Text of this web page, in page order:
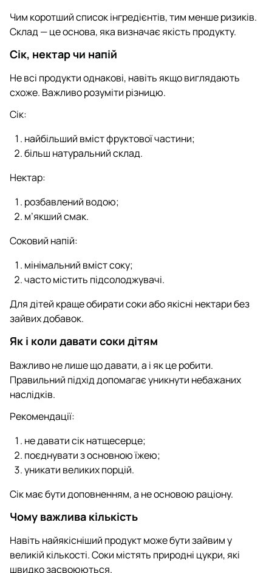
Чим коротший список інгредієнтів, тим менше ризиків.
Склад — це основа, яка визначає якість продукту.
Сік, нектар чи напій
Не всі продукти однакові, навіть якщо виглядають
схоже. Важливо розуміти різницю.
Сік:
найбільший вміст фруктової частини;
більш натуральний склад.
Нектар:
розбавлений водою;
м’якший смак.
Соковий напій:
мінімальний вміст соку;
часто містить підсолоджувачі.
Для дітей краще обирати соки або якісні нектари без
зайвих добавок.
Як і коли давати соки дітям
Важливо не лише що давати, а і як це робити.
Правильний підхід допомагає уникнути небажаних
наслідків.
Рекомендації:
не давати сік натщесерце;
поєднувати з основною їжею;
уникати великих порцій.
Сік має бути доповненням, а не основою раціону.
Чому важлива кількість
Навіть найякісніший продукт може бути зайвим у
великій кількості. Соки містять природні цукри, які
швидко засвоюються.